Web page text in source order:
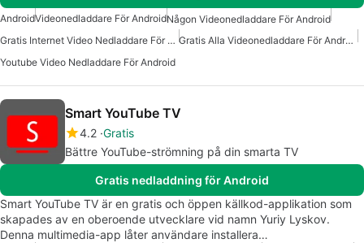
AndroidVideonedladdare För AndroidNågon Videonedladdare För Android
Gratis Internet Video Nedladdare För Android
Gratis Alla Videonedladdare För Android
Youtube Video Nedladdare För Android
Smart YouTube TV
4.2 Gratis
Bättre YouTube-strömning på din smarta TV
Gratis nedladdning för Android
Smart YouTube TV är en gratis och öppen källkod-applikation som
skapades av en oberoende utvecklare vid namn Yuriy Lyskov.
Denna multimedia-app låter användare installera…